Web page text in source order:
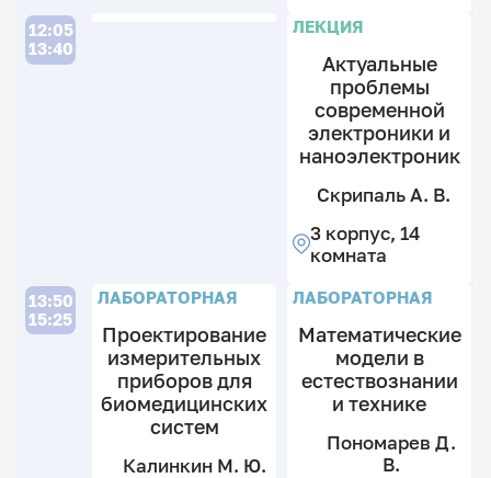
12:05
13:40
ЛЕКЦИЯ
Актуальные
проблемы
современной
электроники и
наноэлектроник
Скрипаль А. В.
3 корпус, 14
комната
13:50
15:25
ЛАБОРАТОРНАЯ
Проектирование
измерительных
приборов для
биомедицинских
систем
Калинкин М. Ю.
ЛАБОРАТОРНАЯ
Математические
модели в
естествознании
и технике
Пономарев Д.
В.